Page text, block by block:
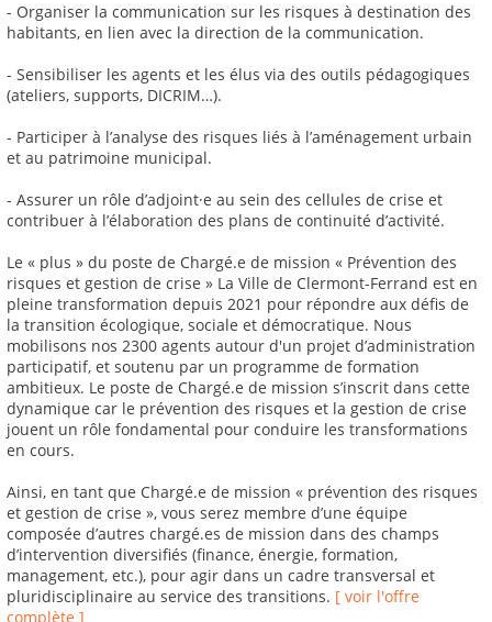
- Organiser la communication sur les risques à destination des
habitants, en lien avec la direction de la communication.
- Sensibiliser les agents et les élus via des outils pédagogiques
(ateliers, supports, DICRIM…).
- Participer à l’analyse des risques liés à l’aménagement urbain
et au patrimoine municipal.
- Assurer un rôle d’adjoint·e au sein des cellules de crise et
contribuer à l’élaboration des plans de continuité d’activité.
Le « plus » du poste de Chargé.e de mission « Prévention des
risques et gestion de crise » La Ville de Clermont-Ferrand est en
pleine transformation depuis 2021 pour répondre aux défis de
la transition écologique, sociale et démocratique. Nous
mobilisons nos 2300 agents autour d'un projet d’administration
participatif, et soutenu par un programme de formation
ambitieux. Le poste de Chargé.e de mission s’inscrit dans cette
dynamique car le prévention des risques et la gestion de crise
jouent un rôle fondamental pour conduire les transformations
en cours.
Ainsi, en tant que Chargé.e de mission « prévention des risques
et gestion de crise », vous serez membre d’une équipe
composée d’autres chargé.es de mission dans des champs
d’intervention diversifiés (finance, énergie, formation,
management, etc.), pour agir dans un cadre transversal et
pluridisciplinaire au service des transitions. [ voir l'offre
complète ]